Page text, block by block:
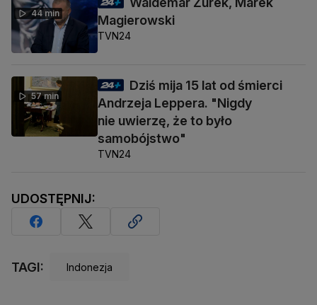
44 min
Magierowski
TVN24
57 min
Dziś mija 15 lat od śmierci
Andrzeja Leppera. "Nigdy
nie uwierzę, że to było
samobójstwo"
TVN24
UDOSTĘPNIJ:
TAGI: Indonezja